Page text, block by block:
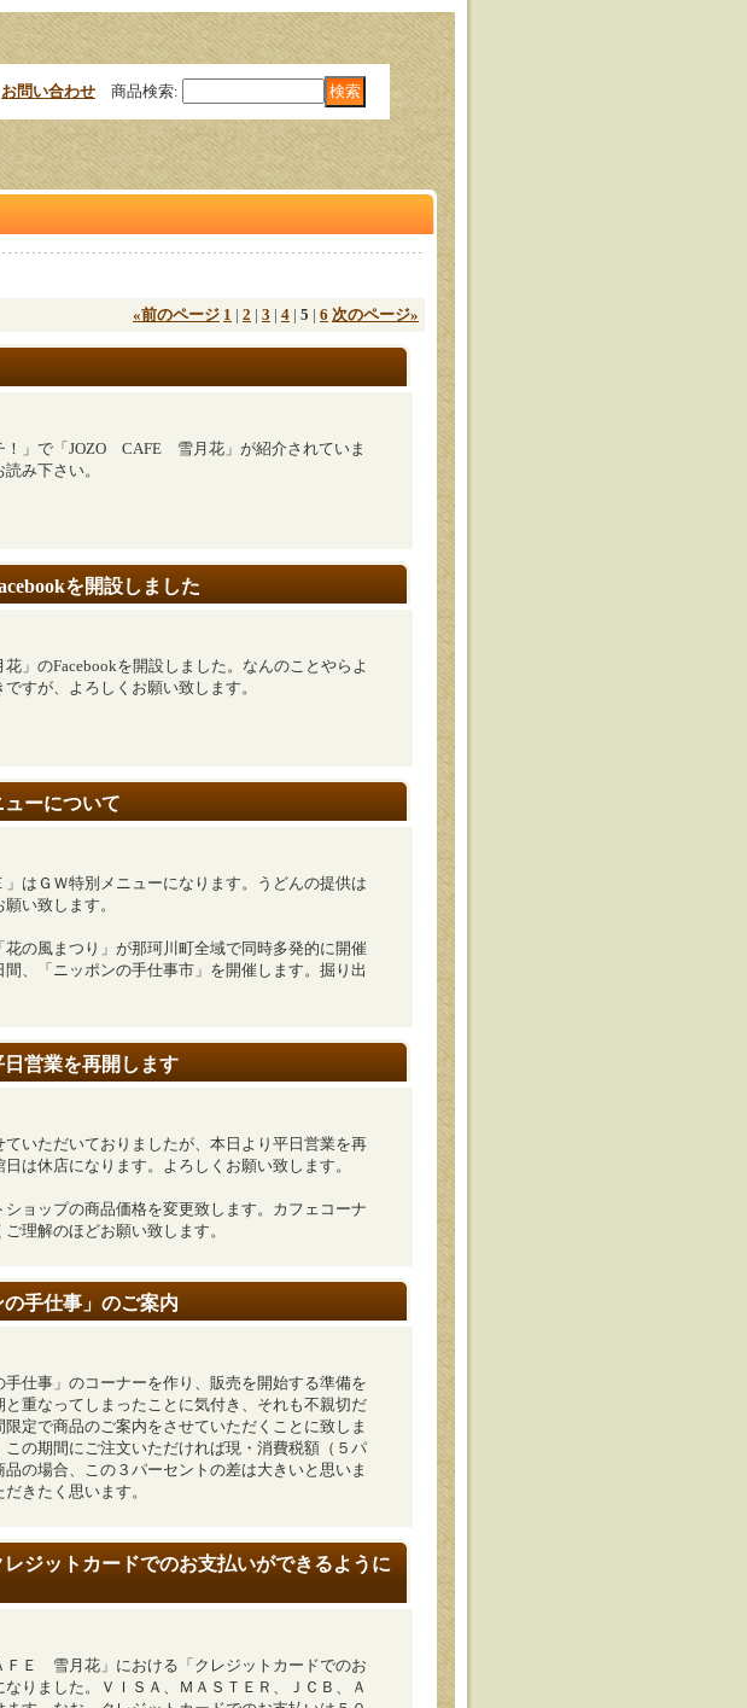
お問い合わせ 商品検索:
«前のページ 1 | 2 | 3 | 4 | 5 | 6 次のページ»
！」で「JOZO CAFE 雪月花」が紹介されていま
み下さい。
を開設しました
のFacebookを開設しました。なんのことやらよ
すが、よろしくお願い致します。
ーについて
はＧＷ特別メニューになります。うどんの提供は
い致します。
の風まつり」が那珂川町全域で同時多発的に開催
、「ニッポンの手仕事市」を開催します。掘り出
営業を再開します
いただいておりましたが、本日より平日営業を再
は休店になります。よろしくお願い致します。
ョップの商品価格を変更致します。カフェコーナ
理解のほどお願い致します。
手仕事」のご案内
仕事」のコーナーを作り、販売を開始する準備を
重なってしまったことに気付き、それも不親切だ
定で商品のご案内をさせていただくことに致しま
の期間にご注文いただければ現・消費税額（５パ
の場合、この３パーセントの差は大きいと思いま
きたく思います。
ジットカードでのお支払いができるように
Ｅ 雪月花」における「クレジットカードでのお
りました。ＶＩＳＡ、ＭＡＳＴＥＲ、ＪＣＢ、Ａ